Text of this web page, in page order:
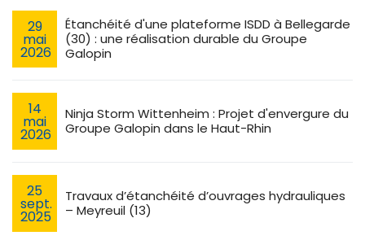
29
mai
2026
Étanchéité d'une plateforme ISDD à Bellegarde
(30) : une réalisation durable du Groupe
Galopin
14
mai
2026
Ninja Storm Wittenheim : Projet d'envergure du
Groupe Galopin dans le Haut-Rhin
25
sept.
2025
Travaux d’étanchéité d’ouvrages hydrauliques
– Meyreuil (13)